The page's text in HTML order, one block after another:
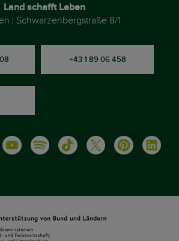
Land schafft Leben
| Schwarzenbergstraße 8/1
+43 1 89 06 458